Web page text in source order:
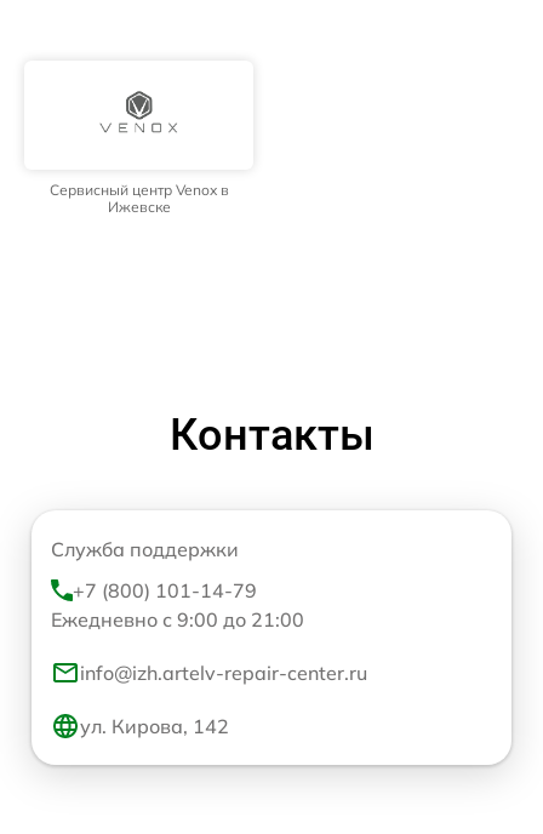
Сервисный центр Venox в
Ижевске
Контакты
Служба поддержки
+7 (800) 101-14-79
Ежедневно с 9:00 до 21:00
info@izh.artelv-repair-center.ru
ул. Кирова, 142